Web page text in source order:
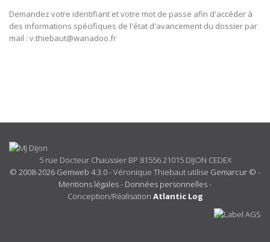
Demandez votre identifiant et votre mot de passe afin d'accéder à
des informations spécifiques de l'état d'avancement du dossier par
mail : v.thiebaut@wanadoo.fr
5 rue Docteur Chaussier BP 81556 21015 DIJON CEDEX
© 2008-2026 Gemweb 4.3.0- Véronique Thiebaut utilise Gemarcur © -
Mentions légales- Données personnelles-
Conception/Réalisation Atlantic Log